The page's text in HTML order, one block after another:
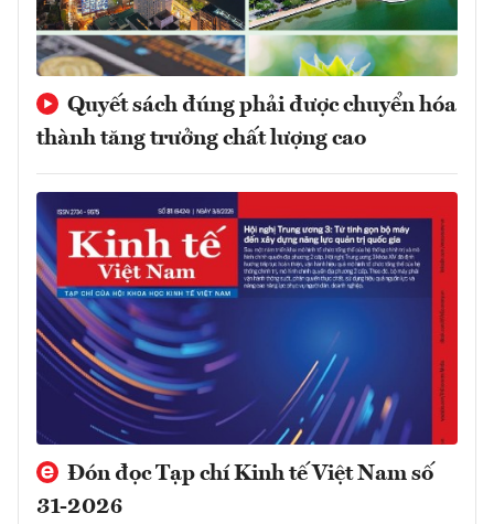
Quyết sách đúng phải được chuyển hóa
thành tăng trưởng chất lượng cao
Đón đọc Tạp chí Kinh tế Việt Nam số
31-2026